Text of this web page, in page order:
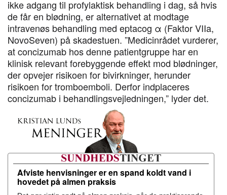
ikke adgang til profylaktisk behandling i dag, så hvis
de får en blødning, er alternativet at modtage
intravenøs behandling med eptacog α (Faktor VIIa,
NovoSeven) på skadestuen. ”Medicinrådet vurderer,
at concizumab hos denne patientgruppe har en
klinisk relevant forebyggende effekt mod blødninger,
der opvejer risikoen for bivirkninger, herunder
risikoen for tromboemboli. Derfor indplaceres
concizumab i behandlingsvejledningen,” lyder det.
Afviste henvisninger er en spand koldt vand i
hovedet på almen praksis